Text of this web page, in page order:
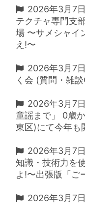
2026年3月7
テクチャ専門支
場 〜サメシャイ
え!〜
2026年3月7
く会 (質問・雑
2026年3月7
童謡まで」 0歳
東区)にて今年も
2026年3月7
知識・技術力を
よ!〜出張版「ご
2026年3月7